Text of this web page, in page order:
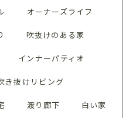
オーナーズライフ
吹抜けのある家
インナーパティオ
き抜けリビング
渡り廊下 白い家